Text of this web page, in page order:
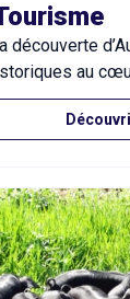
découverte
au